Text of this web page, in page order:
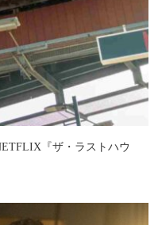
『ザ・ラストハウ